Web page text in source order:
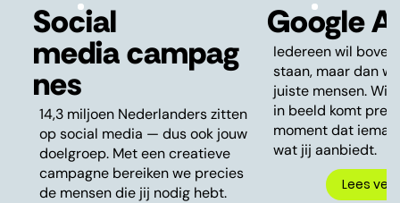
Social
media campag
nes
14,3 miljoen Nederlanders zitten
op social media — dus ook jouw
doelgroep. Met een creatieve
campagne bereiken we precies
de mensen die jij nodig hebt.
Google
Iedereen wil
staan, maar dan
juiste mensen. Wij
in beeld komt
moment dat
wat jij aanbiedt.
Lees